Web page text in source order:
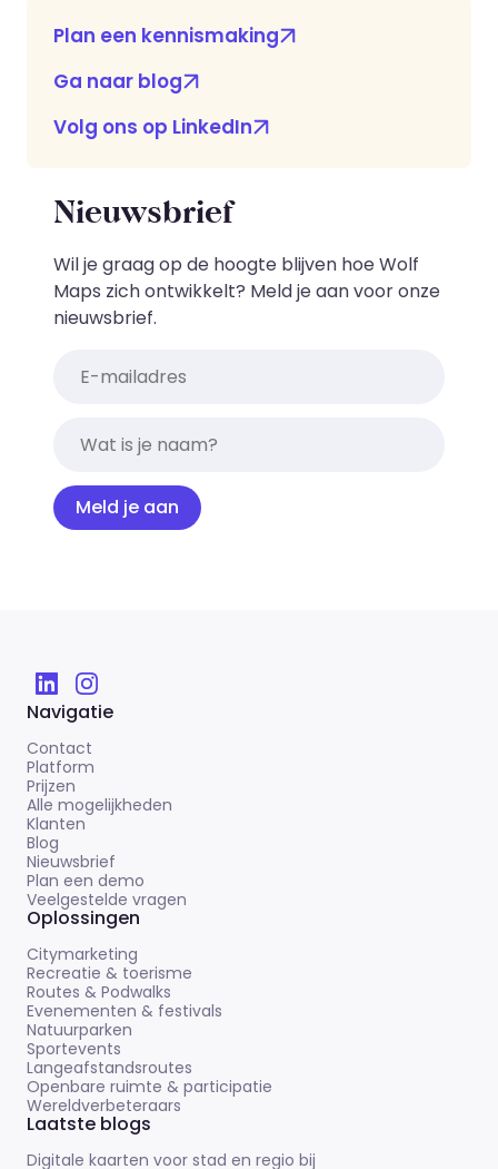
Plan een kennismaking
Ga naar blog
Volg ons op LinkedIn
Nieuwsbrief
Wil je graag op de hoogte blijven hoe Wolf
Maps zich ontwikkelt? Meld je aan voor onze
nieuwsbrief.
Meld je aan
Navigatie
Contact
Platform
Prijzen
Alle mogelijkheden
Klanten
Blog
Nieuwsbrief
Plan een demo
Veelgestelde vragen
Oplossingen
Citymarketing
Recreatie & toerisme
Routes & Podwalks
Evenementen & festivals
Natuurparken
Sportevents
Langeafstandsroutes
Openbare ruimte & participatie
Wereldverbeteraars
Laatste blogs
Digitale kaarten voor stad en regio bij